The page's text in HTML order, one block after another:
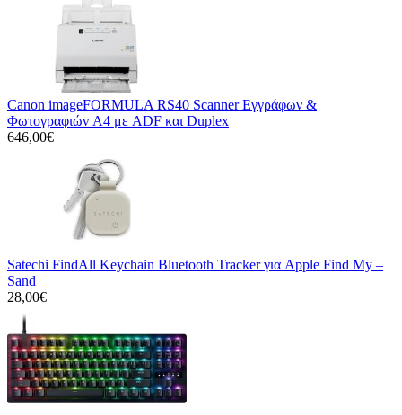
Canon imageFORMULA RS40 Scanner Εγγράφων &
Φωτογραφιών A4 με ADF και Duplex
646,00€
Satechi FindAll Keychain Bluetooth Tracker για Apple Find My –
Sand
28,00€